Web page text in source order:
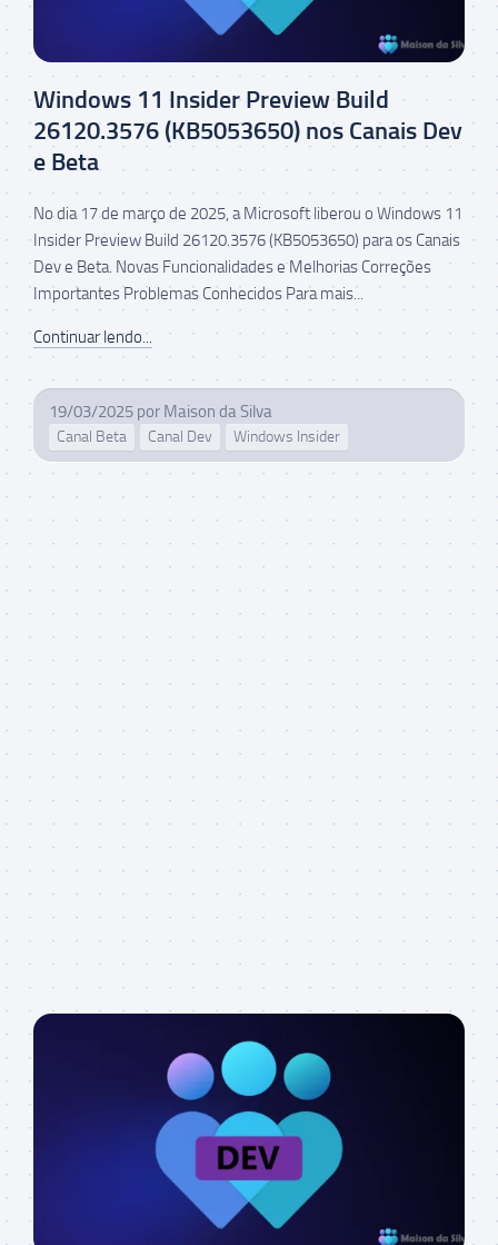
Windows 11 Insider Preview Build
26120.3576 (KB5053650) nos Canais Dev
e Beta
No dia 17 de março de 2025, a Microsoft liberou o Windows 11
Insider Preview Build 26120.3576 (KB5053650) para os Canais
Dev e Beta. Novas Funcionalidades e Melhorias Correções
Importantes Problemas Conhecidos Para mais...
Continuar lendo...
19/03/2025 por Maison da Silva
Canal Beta Canal Dev Windows Insider